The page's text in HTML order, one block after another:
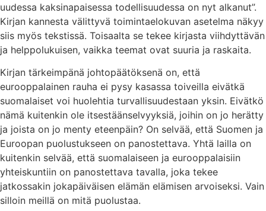
uudessa kaksinapaisessa todellisuudessa on nyt alkanut”.
Kirjan kannesta välittyvä toimintaelokuvan asetelma näkyy
siis myös tekstissä. Toisaalta se tekee kirjasta viihdyttävän
ja helppolukuisen, vaikka teemat ovat suuria ja raskaita.
Kirjan tärkeimpänä johtopäätöksenä on, että
eurooppalainen rauha ei pysy kasassa toiveilla eivätkä
suomalaiset voi huolehtia turvallisuudestaan yksin. Eivätkö
nämä kuitenkin ole itsestäänselvyyksiä, joihin on jo herätty
ja joista on jo menty eteenpäin? On selvää, että Suomen ja
Euroopan puolustukseen on panostettava. Yhtä lailla on
kuitenkin selvää, että suomalaiseen ja eurooppalaisiin
yhteiskuntiin on panostettava tavalla, joka tekee
jatkossakin jokapäiväisen elämän elämisen arvoiseksi. Vain
silloin meillä on mitä puolustaa.